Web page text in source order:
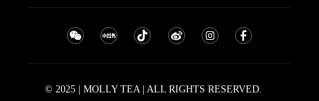
© 2025 | MOLLY TEA | ALL RIGHTS RESERVED.